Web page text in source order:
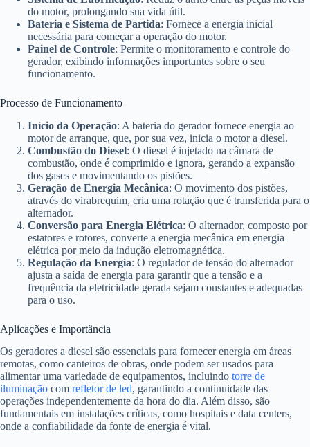
do motor, prolongando sua vida útil.
Bateria e Sistema de Partida: Fornece a energia inicial
necessária para começar a operação do motor.
Painel de Controle: Permite o monitoramento e controle do
gerador, exibindo informações importantes sobre o seu
funcionamento.
Processo de Funcionamento
Início da Operação: A bateria do gerador fornece energia ao
motor de arranque, que, por sua vez, inicia o motor a diesel.
Combustão do Diesel: O diesel é injetado na câmara de
combustão, onde é comprimido e ignora, gerando a expansão
dos gases e movimentando os pistões.
Geração de Energia Mecânica: O movimento dos pistões,
através do virabrequim, cria uma rotação que é transferida para o
alternador.
Conversão para Energia Elétrica: O alternador, composto por
estatores e rotores, converte a energia mecânica em energia
elétrica por meio da indução eletromagnética.
Regulação da Energia: O regulador de tensão do alternador
ajusta a saída de energia para garantir que a tensão e a
frequência da eletricidade gerada sejam constantes e adequadas
para o uso.
Aplicações e Importância
Os geradores a diesel são essenciais para fornecer energia em áreas
remotas, como canteiros de obras, onde podem ser usados para
alimentar uma variedade de equipamentos, incluindo torre de
iluminação com refletor de led, garantindo a continuidade das
operações independentemente da hora do dia. Além disso, são
fundamentais em instalações críticas, como hospitais e data centers,
onde a confiabilidade da fonte de energia é vital.